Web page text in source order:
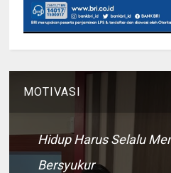
MOTIVASI
Hidup Harus Selalu
Bersyukur